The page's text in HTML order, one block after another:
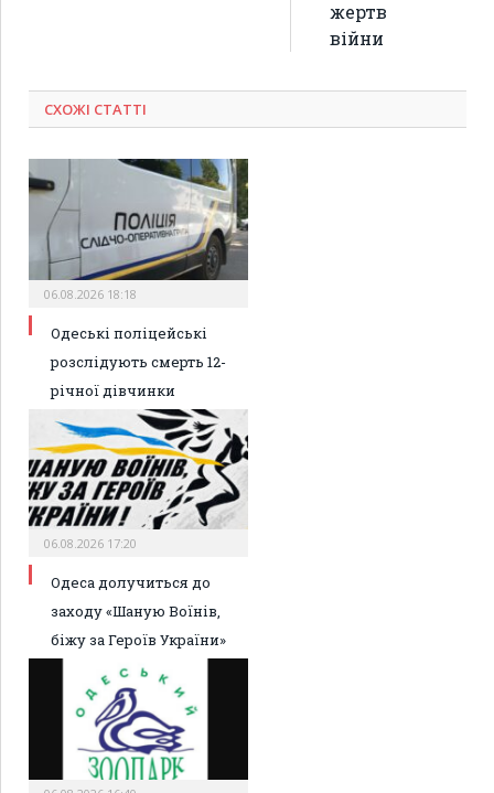
жертв
війни
СХОЖІ СТАТТІ
06.08.2026 18:18
Одеські поліцейські
розслідують смерть 12-
річної дівчинки
06.08.2026 17:20
Одеса долучиться до
заходу «Шаную Воїнів,
біжу за Героїв України»